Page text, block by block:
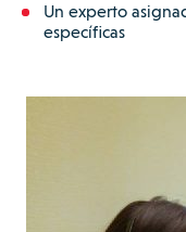
Un experto
específicas